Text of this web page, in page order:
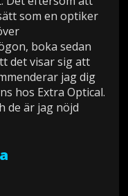
som en optiker
boka sedan
det visar sig att
jag dig
hos Extra Optical.
de är jag nöjd